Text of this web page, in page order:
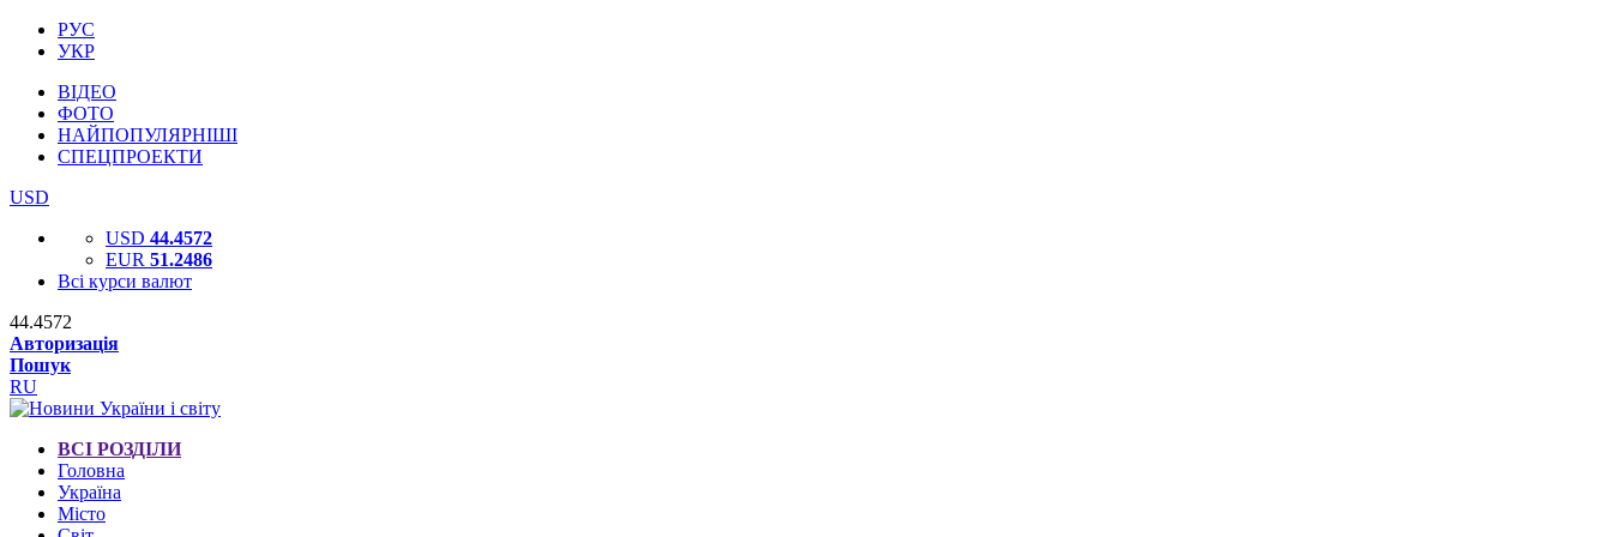
РУС
УКР
ВІДЕО
ФОТО
НАЙПОПУЛЯРНІШІ
СПЕЦПРОЕКТИ
USD
USD 44.4572
EUR 51.2486
Всі курси валют
44.4572
Авторизація
Пошук
RU
ВСІ РОЗДІЛИ
Головна
Україна
Місто